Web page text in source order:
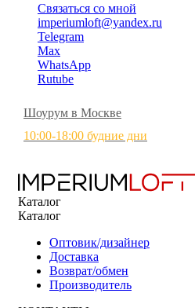
Связаться со мной
imperiumloft@yandex.ru
Telegram
Max
WhatsApp
Rutube
Шоурум в Москве
10:00-18:00 будние дни
Каталог
Каталог
Оптовик/дизайнер
Доставка
Возврат/обмен
Производитель